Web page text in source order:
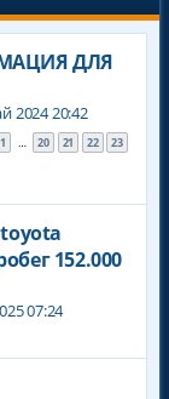
ДЛЯ
2024 20:42
1 … 20 21 22 23
152.000
07:24